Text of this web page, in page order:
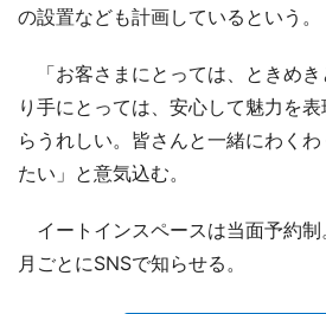
の設置なども計画しているという。
「お客さまにとっては、ときめ
り手にとっては、安心して魅力を
らうれしい。皆さんと一緒にわく
たい」と意気込む。
イートインスペースは当面予約
月ごとにSNSで知らせる。